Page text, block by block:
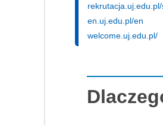
en.uj.edu.pl/en
welcome.uj.edu.pl/